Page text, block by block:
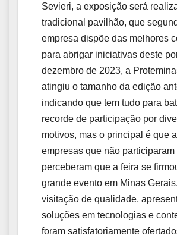
Sevieri, a exposição será
tradicional pavilhão, que
empresa dispõe das melhores
para abrigar iniciativas deste
dezembro de 2023, a
atingiu o tamanho da edição
indicando que tem tudo para
recorde de participação por
motivos, mas o principal é que
empresas que não participaram
perceberam que a feira se
grande evento em Minas
visitação de qualidade,
soluções em tecnologias e
foram satisfatoriamente